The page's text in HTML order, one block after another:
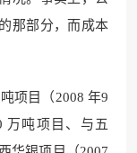
那部分，而成本
项目（2008 年9
万吨项目、与五